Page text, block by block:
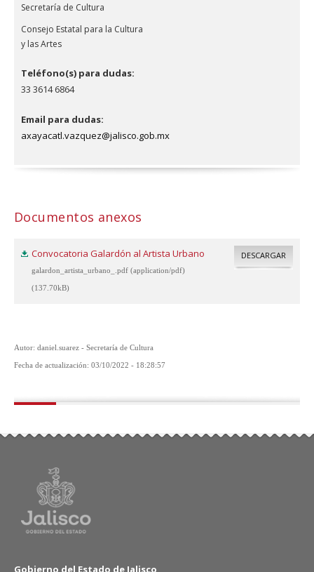
Secretaría de Cultura
Consejo Estatal para la Cultura
y las Artes
Teléfono(s) para dudas:
33 3614 6864
Email para dudas:
axayacatl.vazquez@jalisco.gob.mx
Documentos anexos
Convocatoria Galardón al Artista Urbano
galardon_artista_urbano_.pdf (application/pdf)
(137.70kB)
DESCARGAR
Autor: daniel.suarez - Secretaría de Cultura
Fecha de actualización: 03/10/2022 - 18:28:57
Gobierno del Estado de Jalisco